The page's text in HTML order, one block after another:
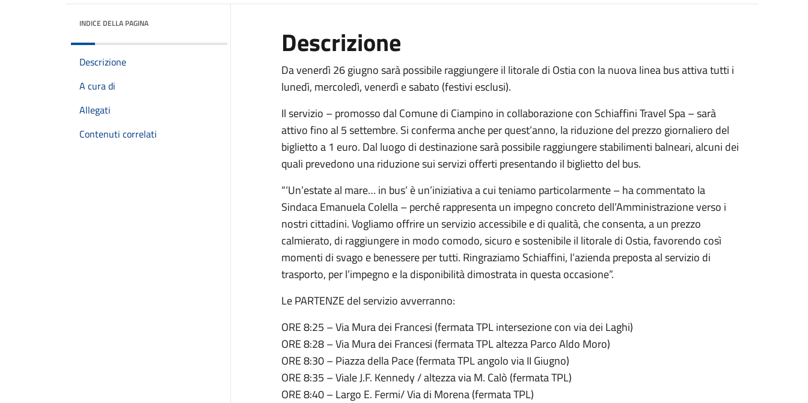
INDICE DELLA PAGINA
Descrizione
A cura di
Allegati
Contenuti correlati
Descrizione
Da venerdì 26 giugno sarà possibile raggiungere il litorale di Ostia con la nuova linea bus attiva tutti i
lunedì, mercoledì, venerdì e sabato (festivi esclusi).
Il servizio – promosso dal Comune di Ciampino in collaborazione con Schiaffini Travel Spa – sarà
attivo fino al 5 settembre. Si conferma anche per quest’anno, la riduzione del prezzo giornaliero del
biglietto a 1 euro. Dal luogo di destinazione sarà possibile raggiungere stabilimenti balneari, alcuni dei
quali prevedono una riduzione sui servizi offerti presentando il biglietto del bus.
“‘Un’estate al mare… in bus’ è un’iniziativa a cui teniamo particolarmente – ha commentato la
Sindaca Emanuela Colella – perché rappresenta un impegno concreto dell’Amministrazione verso i
nostri cittadini. Vogliamo offrire un servizio accessibile e di qualità, che consenta, a un prezzo
calmierato, di raggiungere in modo comodo, sicuro e sostenibile il litorale di Ostia, favorendo così
momenti di svago e benessere per tutti. Ringraziamo Schiaffini, l’azienda preposta al servizio di
trasporto, per l’impegno e la disponibilità dimostrata in questa occasione”.
Le PARTENZE del servizio avverranno:
ORE 8:25 – Via Mura dei Francesi (fermata TPL intersezione con via dei Laghi)
ORE 8:28 – Via Mura dei Francesi (fermata TPL altezza Parco Aldo Moro)
ORE 8:30 – Piazza della Pace (fermata TPL angolo via II Giugno)
ORE 8:35 – Viale J.F. Kennedy / altezza via M. Calò (fermata TPL)
ORE 8:40 – Largo E. Fermi/ Via di Morena (fermata TPL)